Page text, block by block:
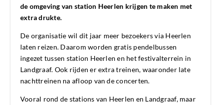
de omgeving van station Heerlen krijgen te maken met
extra drukte.
De organisatie wil dit jaar meer bezoekers via Heerlen
laten reizen. Daarom worden gratis pendelbussen
ingezet tussen station Heerlen en het festivalterrein in
Landgraaf. Ook rijden er extra treinen, waaronder late
nachttreinen na afloop van de concerten.
Vooral rond de stations van Heerlen en Landgraaf, maar